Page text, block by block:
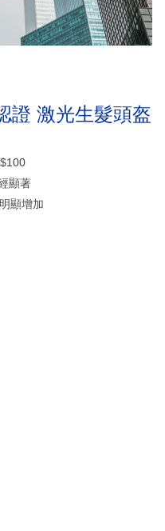
證 激光生髮頭盔
顯著
顯增加